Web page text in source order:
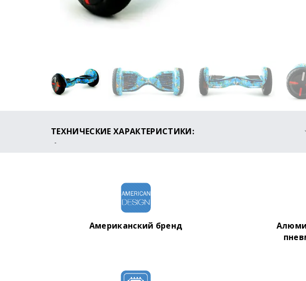
ТЕХНИЧЕСКИЕ ХАРАКТЕРИСТИКИ:
Время зарядки: 1-2 часа
Максимальный угол подъема: 30 градусов
Максимальная нагрузка: 150 кг
Вес гироборда: 10,5 кг
Американский бренд